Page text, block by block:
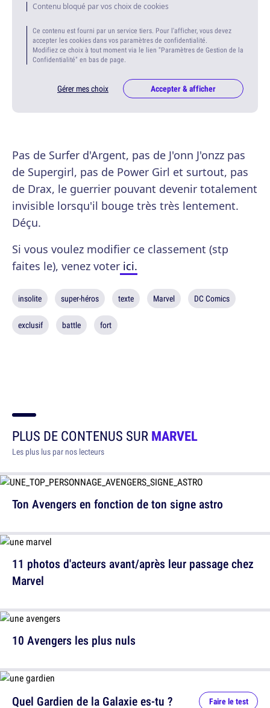
Contenu bloqué par vos choix de cookies
Ce contenu est fourni par un service tiers. Pour l'afficher, vous devez
accepter les cookies dans vos paramètres de confidentialité.
Modifiez ce choix à tout moment via le lien "Paramètres de Gestion de la
Confidentialité" en bas de page.
Gérer mes choix Accepter & afficher
Pas de Surfer d'Argent, pas de J'onn J'onzz pas
de Supergirl, pas de Power Girl et surtout, pas
de Drax, le guerrier pouvant devenir totalement
invisible lorsqu'il bouge très très lentement.
Déçu.
Si vous voulez modifier ce classement (stp
faites le), venez voter ici.
insolite super-héros texte Marvel DC Comics
exclusif battle fort
PLUS DE CONTENUS SURMARVEL
Les plus lus par nos lecteurs
Ton Avengers en fonction de ton signe astro
10 Avengers les plus nuls
11 photos d'acteurs avant/après leur passage chez
Marvel
Quel Gardien de la Galaxie es-tu ? Faire le test